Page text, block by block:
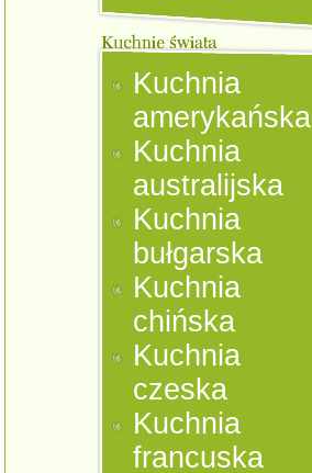
Kuchnia
amerykańska
Kuchnia
australijska
Kuchnia
bułgarska
Kuchnia
chińska
Kuchnia
czeska
Kuchnia
francuska